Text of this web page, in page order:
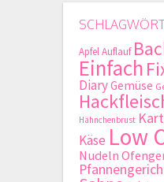
ApfelAuflauf
Einfach
DiaryGemüse
Hähnchenbrust
Käse Low
Nudeln